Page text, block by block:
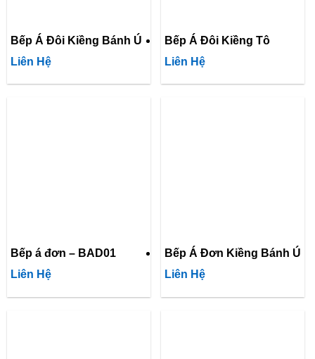
Bếp Á Đôi Kiềng Bánh Ú
Liên Hệ
Bếp Á Đôi Kiềng Tô
Liên Hệ
Bếp á đơn – BAD01
Liên Hệ
Bếp Á Đơn Kiềng Bánh Ú
Liên Hệ